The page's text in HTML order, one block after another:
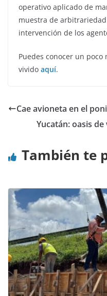
operativo aplicado de
muestra de
intervención de los
Puedes conocer un
vivido aquí.
Cae avioneta en el
Yucatán: oasis
También te